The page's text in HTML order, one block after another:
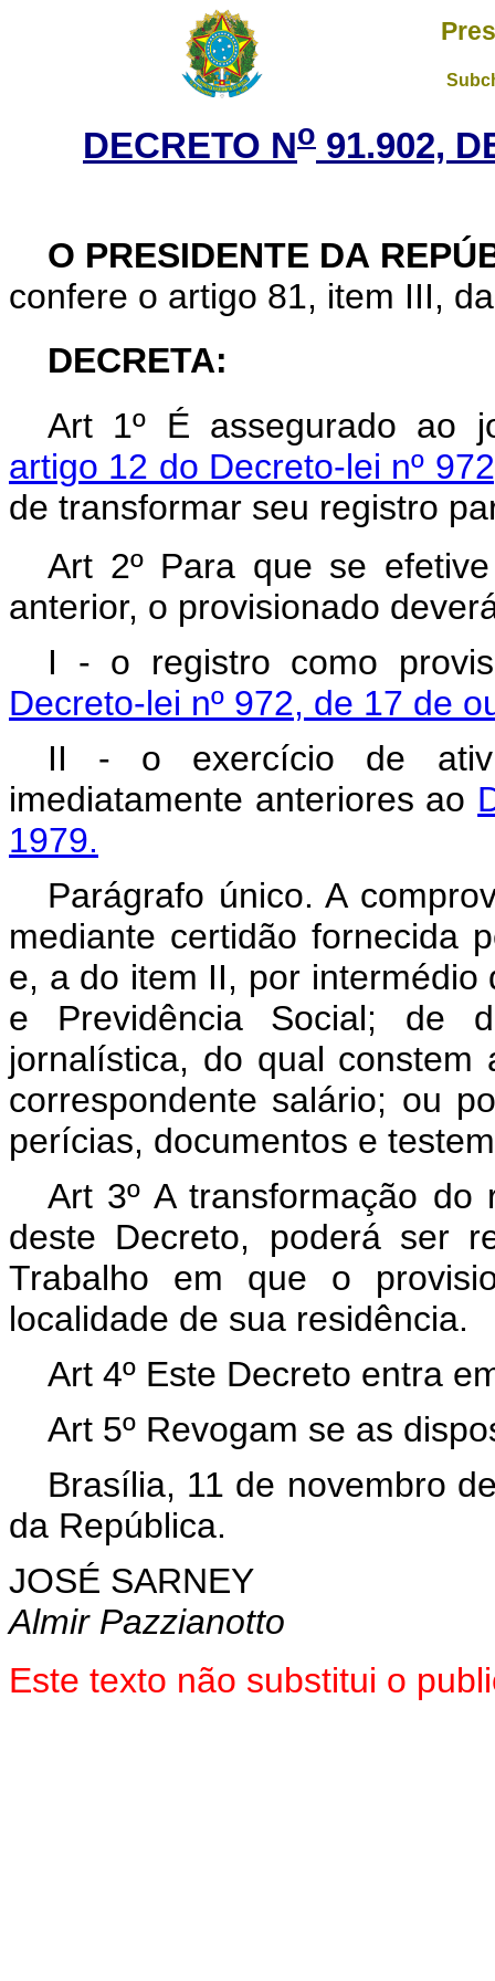
DECRETO No 91.902,
O PRESIDENTE DA
confere o artigo 81, item III,
DECRETA:
Art 1º É assegurado ao
artigo 12 do Decreto-lei nº
de transformar seu registro
Art 2º Para que se
anterior, o provisionado
I - o registro como
Decreto-lei nº 972, de 17 de
II - o exercício de
imediatamente anteriores ao
1979.
Parágrafo único. A
mediante certidão fornecida
e, a do item II, por
e Previdência Social; de
jornalística, do qual
correspondente salário; ou
perícias, documentos e
Art 3º A transformação
deste Decreto, poderá ser
Trabalho em que o
localidade de sua residência.
Art 4º Este Decreto entra
Art 5º Revogam se as
Brasília, 11 de novembro
da República.
JOSÉ SARNEY
Almir Pazzianotto
Este texto não substitui o